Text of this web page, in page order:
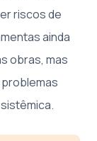
riscos de
ainda
obras, mas